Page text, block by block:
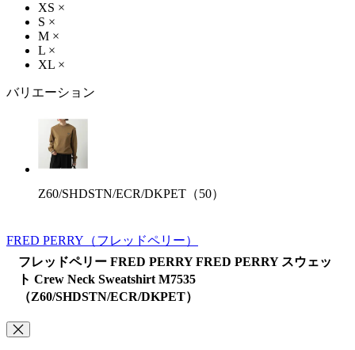
XS ×
S ×
M ×
L ×
XL ×
バリエーション
Z60/SHDSTN/ECR/DKPET（50）
FRED PERRY （フレッドペリー）
フレッドペリー FRED PERRY FRED PERRY スウェッ
ト Crew Neck Sweatshirt M7535
（Z60/SHDSTN/ECR/DKPET）